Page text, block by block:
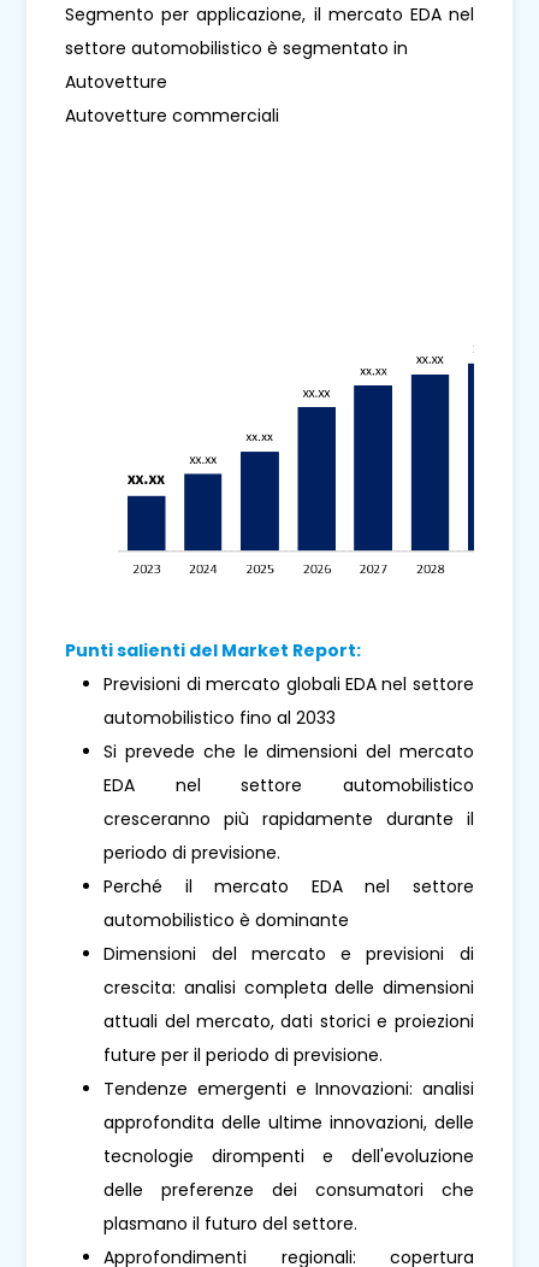
Segmento per applicazione, il mercato EDA nel
settore automobilistico è segmentato in
Autovetture
Autovetture commerciali
Punti salienti del Market Report:
Previsioni di mercato globali EDA nel settore
automobilistico fino al 2033
Si prevede che le dimensioni del mercato
EDA nel settore automobilistico
cresceranno più rapidamente durante il
periodo di previsione.
Perché il mercato EDA nel settore
automobilistico è dominante
Dimensioni del mercato e previsioni di
crescita: analisi completa delle dimensioni
attuali del mercato, dati storici e proiezioni
future per il periodo di previsione.
Tendenze emergenti e Innovazioni: analisi
approfondita delle ultime innovazioni, delle
tecnologie dirompenti e dell'evoluzione
delle preferenze dei consumatori che
plasmano il futuro del settore.
Approfondimenti regionali: copertura